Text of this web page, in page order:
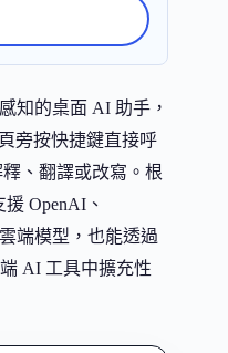
知的桌面 AI 助手，
旁按快捷鍵直接呼
、翻譯或改寫。根
OpenAI、
端模型，也能透過
AI 工具中擴充性